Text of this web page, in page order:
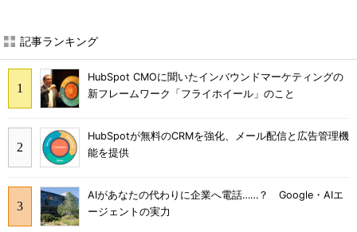
記事ランキング
HubSpot CMOに聞いたインバウンドマーケティングの
新フレームワーク「フライホイール」のこと
HubSpotが無料のCRMを強化、メール配信と広告管理機
能を提供
AIがあなたの代わりに企業へ電話……？ Google・AIエ
ージェントの実力